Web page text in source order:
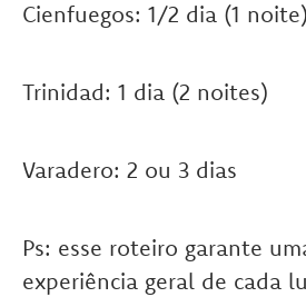
Cienfuegos: 1/2 dia (1 noite)
Trinidad: 1 dia (2 noites)
Varadero: 2 ou 3 dias
Ps: esse roteiro garante
experiência geral de cada